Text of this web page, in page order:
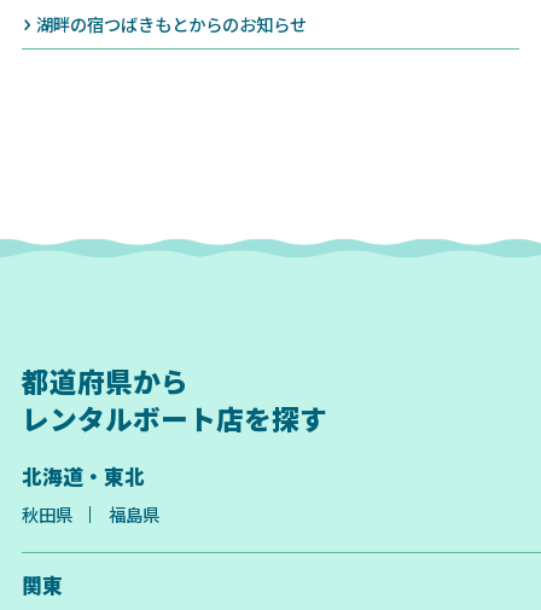
湖畔の宿つばきもとからのお知らせ
都道府県から
レンタルボート店を探す
北海道・東北
秋田県 福島県
関東